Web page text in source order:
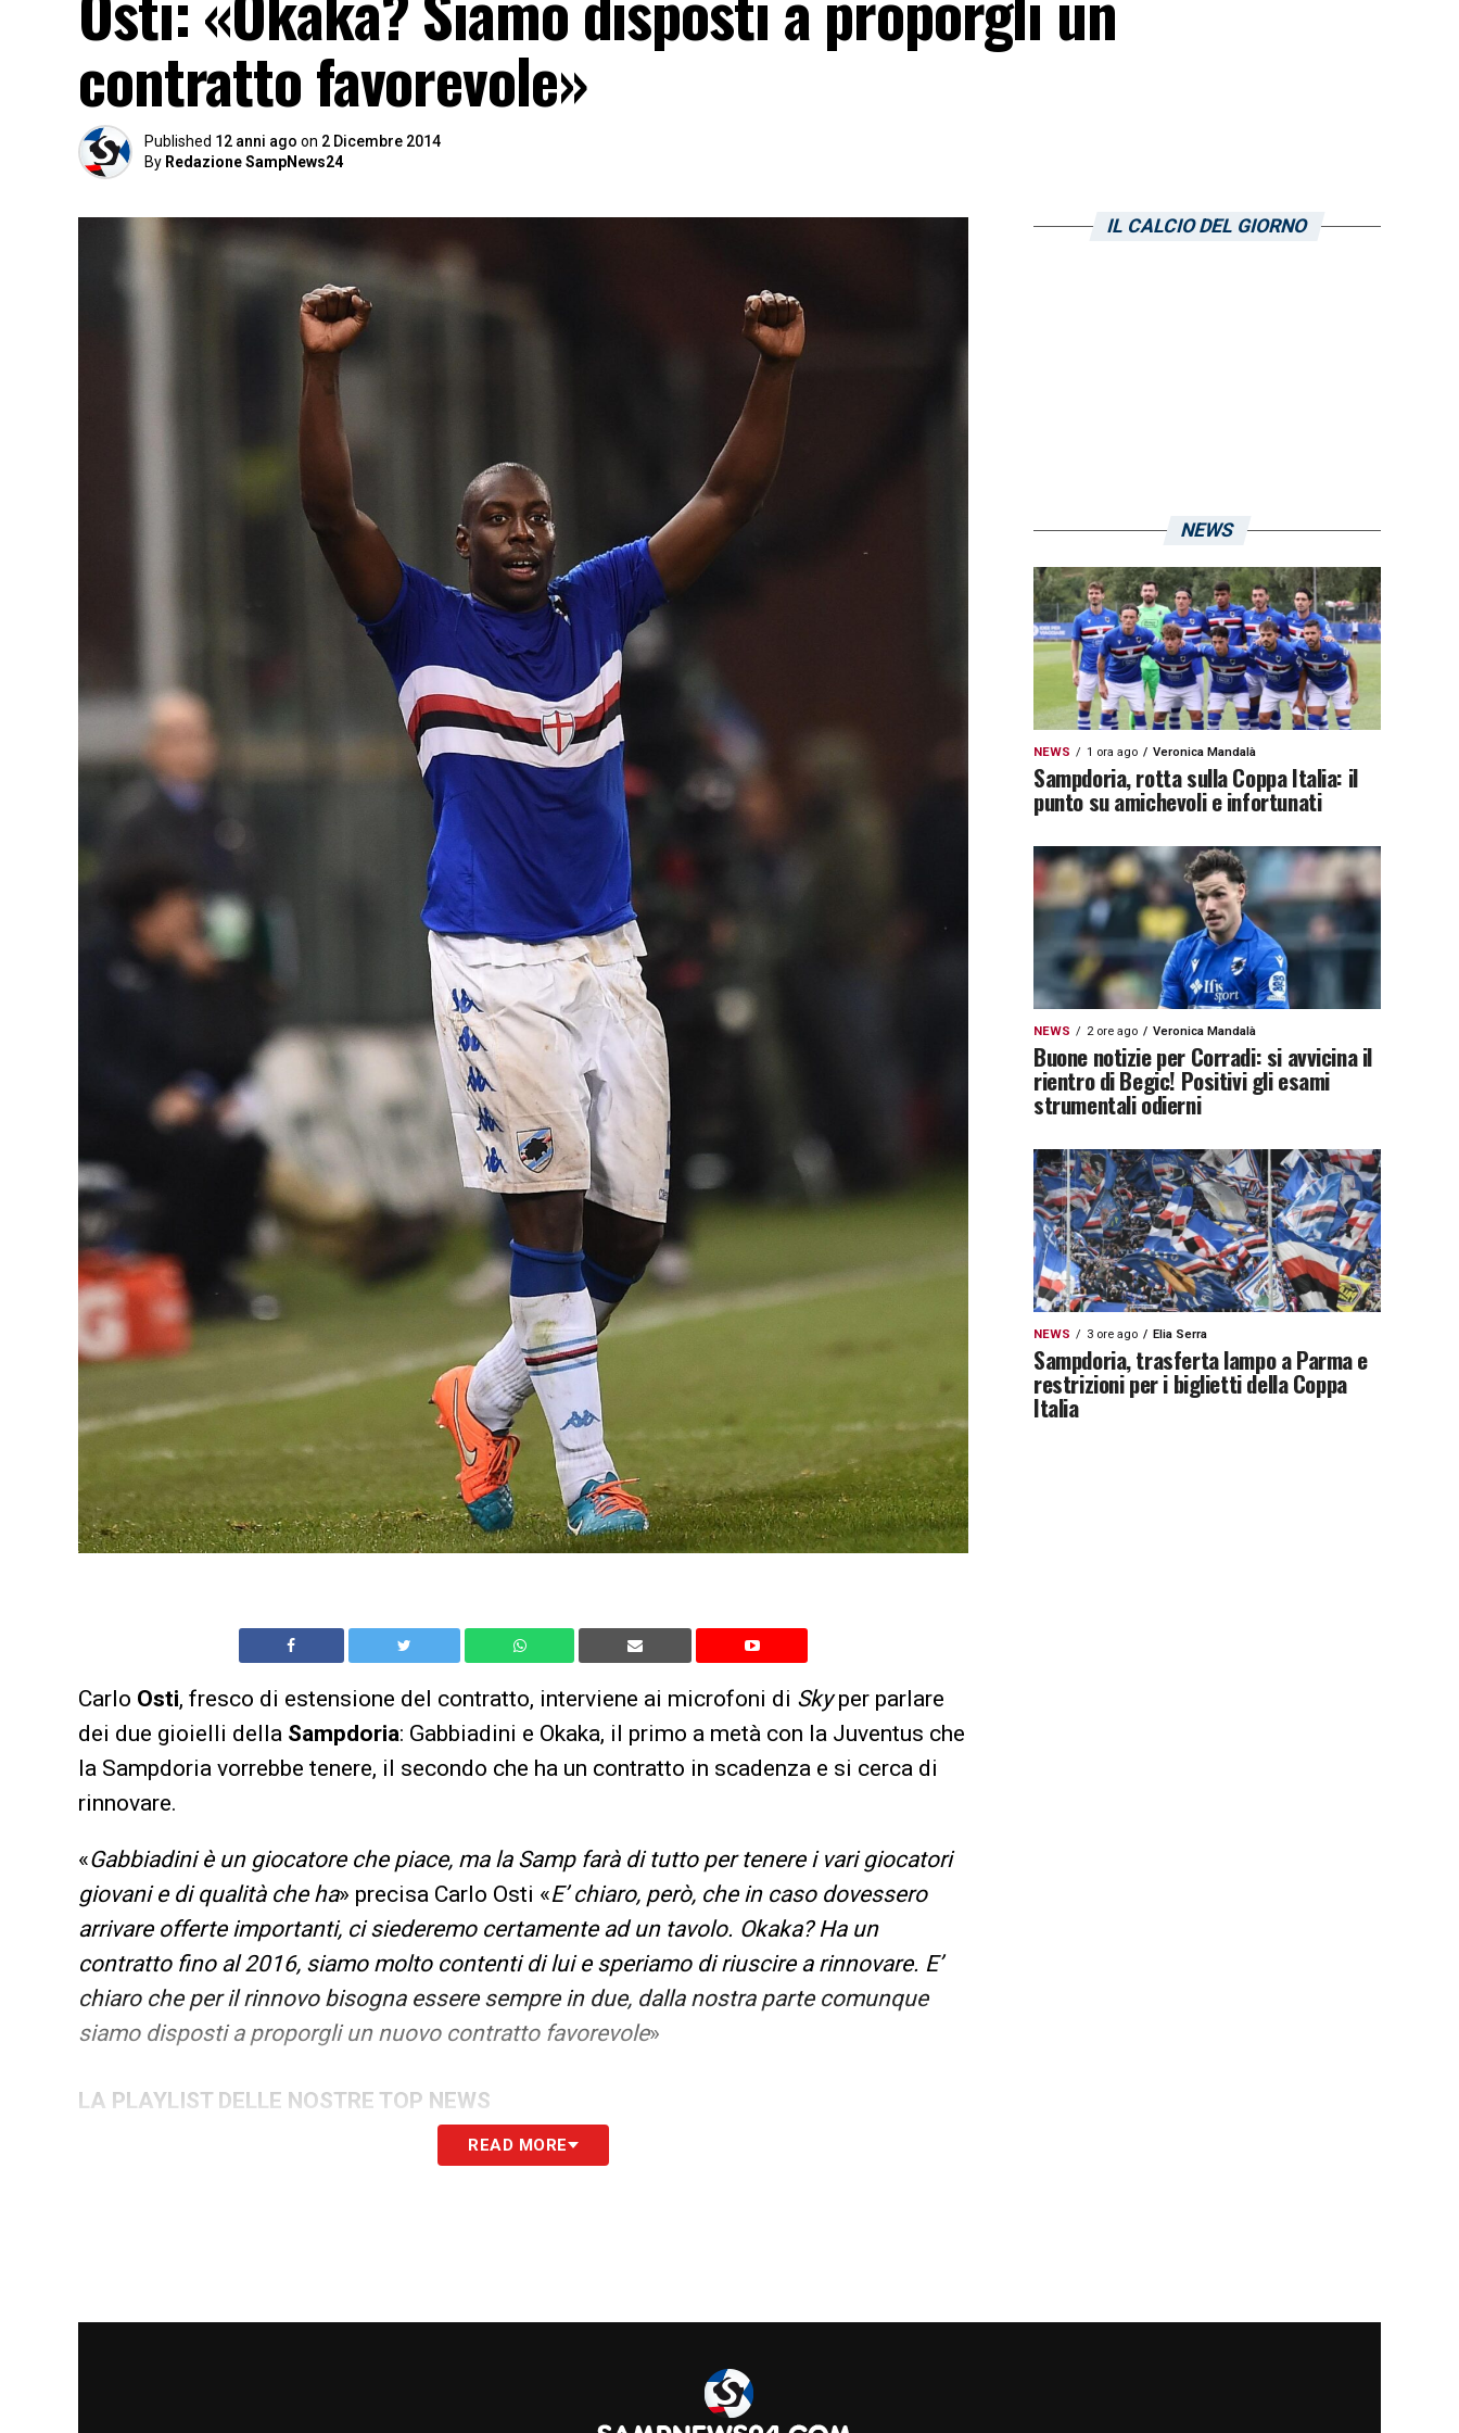
contratto favorevole»
Published 12 anni ago on 2 Dicembre 2014
By Redazione SampNews24
Carlo Osti, fresco di estensione del contratto, interviene ai microfoni di Skyper parlare
dei due gioielli della Sampdoria: Gabbiadini e Okaka, il primo a metà con la Juventus che
la Sampdoria vorrebbe tenere, il secondo che ha un contratto in scadenza e si cerca di
rinnovare.
«Gabbiadini è un giocatore che piace, ma la Samp farà di tutto per tenere i vari giocatori
giovani e di qualità che ha» precisa Carlo Osti «E’ chiaro, però, che in caso dovessero
arrivare offerte importanti, ci siederemo certamente ad un tavolo. Okaka? Ha un
contratto fino al 2016, siamo molto contenti di lui e speriamo di riuscire a rinnovare. E’
chiaro che per il rinnovo bisogna essere sempre in due, dalla nostra parte comunque
siamo disposti a proporgli un nuovo contratto favorevole»
LA PLAYLIST DELLE NOSTRE TOP NEWS
READ MORE
IL CALCIO DEL GIORNO
NEWS
NEWS 1 ora ago Veronica Mandalà
Sampdoria, rotta sulla Coppa Italia: il
punto su amichevoli e infortunati
NEWS 2 ore ago Veronica Mandalà
Buone notizie per Corradi: si avvicina il
rientro di Begic! Positivi gli esami
strumentali odierni
NEWS 3 ore ago Elia Serra
Sampdoria, trasferta lampo a Parma e
restrizioni per i biglietti della Coppa
Italia